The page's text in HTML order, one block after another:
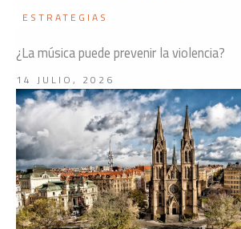
ESTRATEGIAS
¿La música puede prevenir la violencia?
14 JULIO, 2026